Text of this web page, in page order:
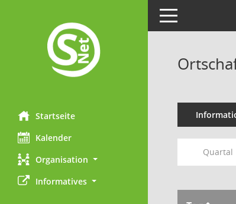
Startseite
Kalender
Organisation
Informatives
Toggle navigation
Quartal